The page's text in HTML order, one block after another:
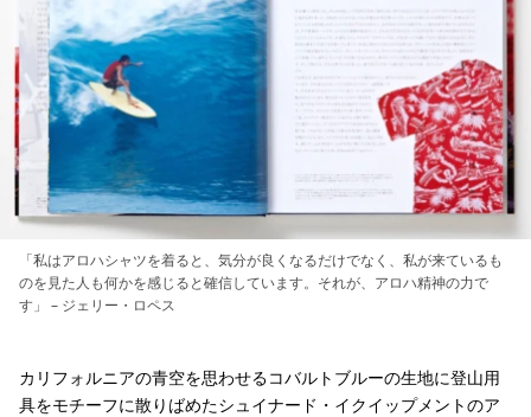
「私はアロハシャツを着ると、気分が良くなるだけでなく、私が来ているも
のを見た人も何かを感じると確信しています。それが、アロハ精神の力で
す」 – ジェリー・ロペス
カリフォルニアの青空を思わせるコバルトブルーの生地に登山用
具をモチーフに散りばめたシュイナード・イクイップメントのア